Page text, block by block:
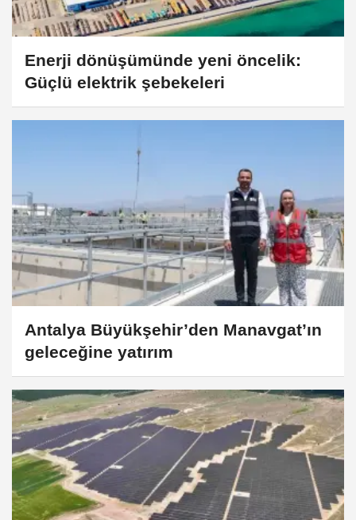
Enerji dönüşümünde yeni öncelik:
Güçlü elektrik şebekeleri
Antalya Büyükşehir’den Manavgat’ın
geleceğine yatırım